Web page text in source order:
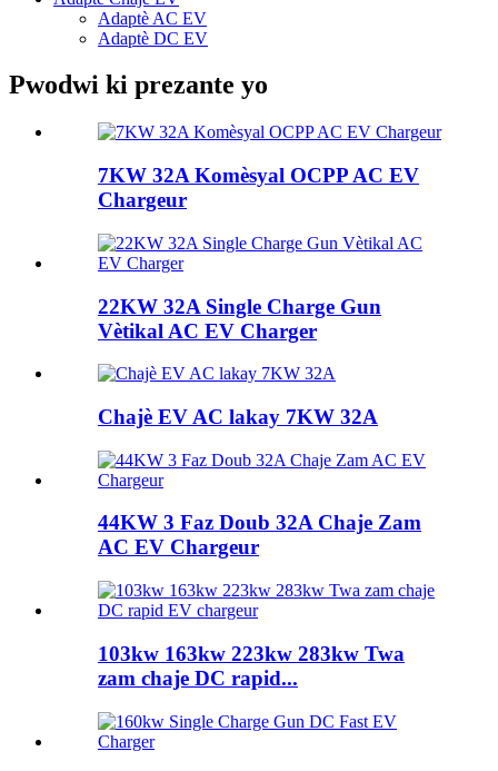
Adaptè AC EV
Adaptè DC EV
Pwodwi ki prezante yo
7KW 32A Komèsyal OCPP AC EV
Chargeur
22KW 32A Single Charge Gun
Vètikal AC EV Charger
Chajè EV AC lakay 7KW 32A
44KW 3 Faz Doub 32A Chaje Zam
AC EV Chargeur
103kw 163kw 223kw 283kw Twa
zam chaje DC rapid...